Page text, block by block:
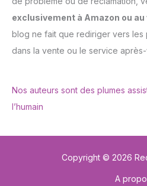
exclusivement à Amazon ou
blog ne fait que rediriger vers les
dans la vente ou le service
Nos auteurs sont des plumes
l’humain
Copyright © 2026
A